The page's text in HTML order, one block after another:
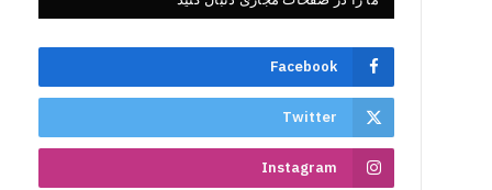
Facebook
Twitter
Instagram